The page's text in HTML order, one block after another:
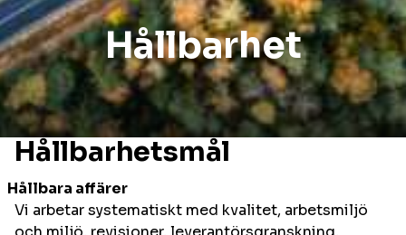
Hållbarhet
Hållbarhetsmål
Hållbara affärer
Vi arbetar systematiskt med kvalitet, arbetsmiljö